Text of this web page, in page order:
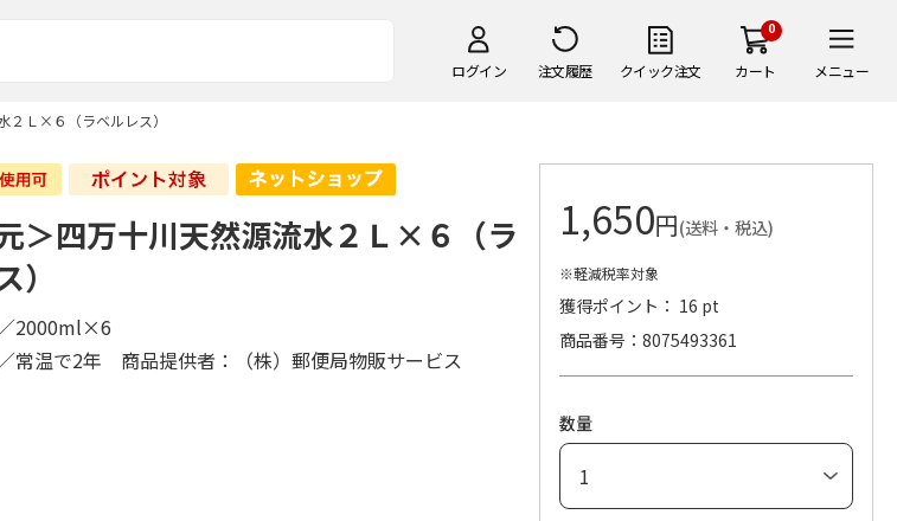
ログイン 注文履歴 クイック注文
0
カート メニュー
２Ｌ×６（ラベルレス）
＞四万十川天然源流水２Ｌ×６（ラ
）
2000ml×6
常温で2年 商品提供者：（株）郵便局物販サービス
1,650円(送料・税込)
※軽減税率対象
獲得ポイント： 16 pt
商品番号
8075493361
数量